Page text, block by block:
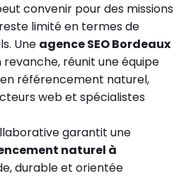
convenir pour des missions
limité en termes de
Une agence SEO Bordeaux
réunit une équipe
référencement naturel,
web et spécialistes
garantit une
naturel à
durable et orientée